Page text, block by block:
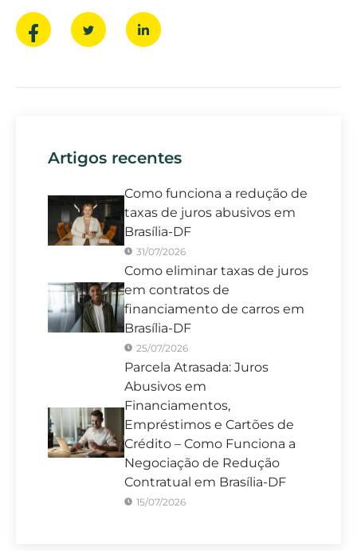
Artigos recentes
Como funciona a redução de
taxas de juros abusivos em
Brasília-DF
31/07/2026
Como eliminar taxas de juros
em contratos de
financiamento de carros em
Brasília-DF
25/07/2026
Parcela Atrasada: Juros
Abusivos em
Financiamentos,
Empréstimos e Cartões de
Crédito – Como Funciona a
Negociação de Redução
Contratual em Brasília-DF
15/07/2026